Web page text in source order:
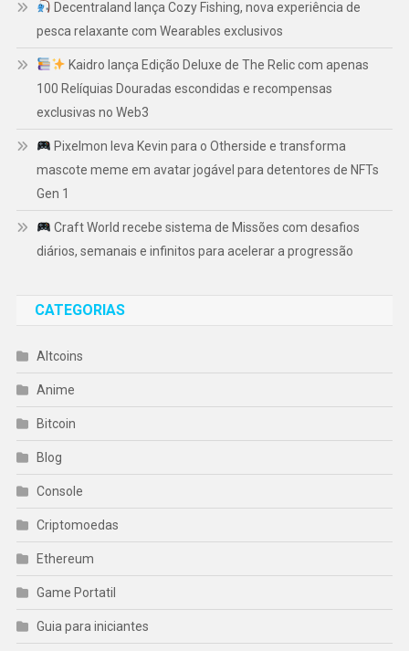
Decentraland lança Cozy Fishing, nova experiência de
pesca relaxante com Wearables exclusivos
Kaidro lança Edição Deluxe de The Relic com apenas
100 Relíquias Douradas escondidas e recompensas
exclusivas no Web3
Pixelmon leva Kevin para o Otherside e transforma
mascote meme em avatar jogável para detentores de NFTs
Gen 1
Craft World recebe sistema de Missões com desafios
diários, semanais e infinitos para acelerar a progressão
CATEGORIAS
Altcoins
Anime
Bitcoin
Blog
Console
Criptomoedas
Ethereum
Game Portatil
Guia para iniciantes